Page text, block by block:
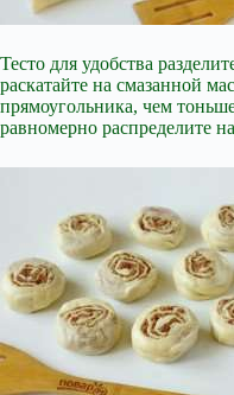
Тесто для удобства
раскатайте на смазанной
прямоугольника, чем
равномерно распределите